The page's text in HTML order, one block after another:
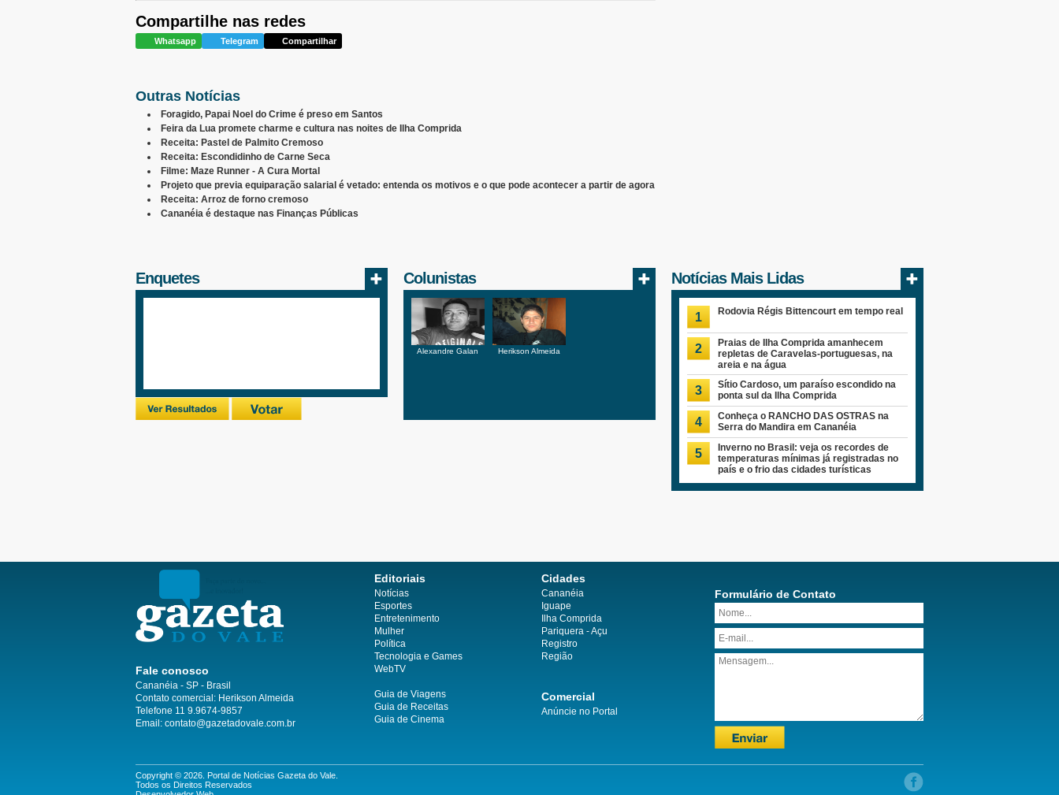
Compartilhe nas redes
Whatsapp Telegram Compartilhar
Outras Notícias
Foragido, Papai Noel do Crime é preso em Santos
Feira da Lua promete charme e cultura nas noites de Ilha Comprida
Receita: Pastel de Palmito Cremoso
Receita: Escondidinho de Carne Seca
Filme: Maze Runner - A Cura Mortal
Projeto que previa equiparação salarial é vetado: entenda os motivos e o que pode acontecer a partir de agora
Receita: Arroz de forno cremoso
Cananéia é destaque nas Finanças Públicas
Enquetes Colunistas
Alexandre Galan Herikson Almeida
Notícias Mais Lidas
1 Rodovia Régis Bittencourt em tempo real
2
Praias de Ilha Comprida amanhecem
repletas de Caravelas-portuguesas, na
areia e na água
3
Sítio Cardoso, um paraíso escondido na
ponta sul da Ilha Comprida
4
Conheça o RANCHO DAS OSTRAS na
Serra do Mandira em Cananéia
5
Inverno no Brasil: veja os recordes de
temperaturas mínimas já registradas no
país e o frio das cidades turísticas
Fale conosco
Cananéia - SP - Brasil
Contato comercial: Herikson Almeida
Telefone 11 9.9674-9857
Email: contato@gazetadovale.com.br
Editoriais
Notícias
Esportes
Entretenimento
Mulher
Política
Tecnologia e Games
WebTV
Guia de Viagens
Guia de Receitas
Guia de Cinema
Cidades
Cananéia
Iguape
Ilha Comprida
Pariquera - Açu
Registro
Região
Comercial
Anúncie no Portal
Formulário de Contato
Copyright © 2026. Portal de Notícias Gazeta do Vale.
Todos os Direitos Reservados